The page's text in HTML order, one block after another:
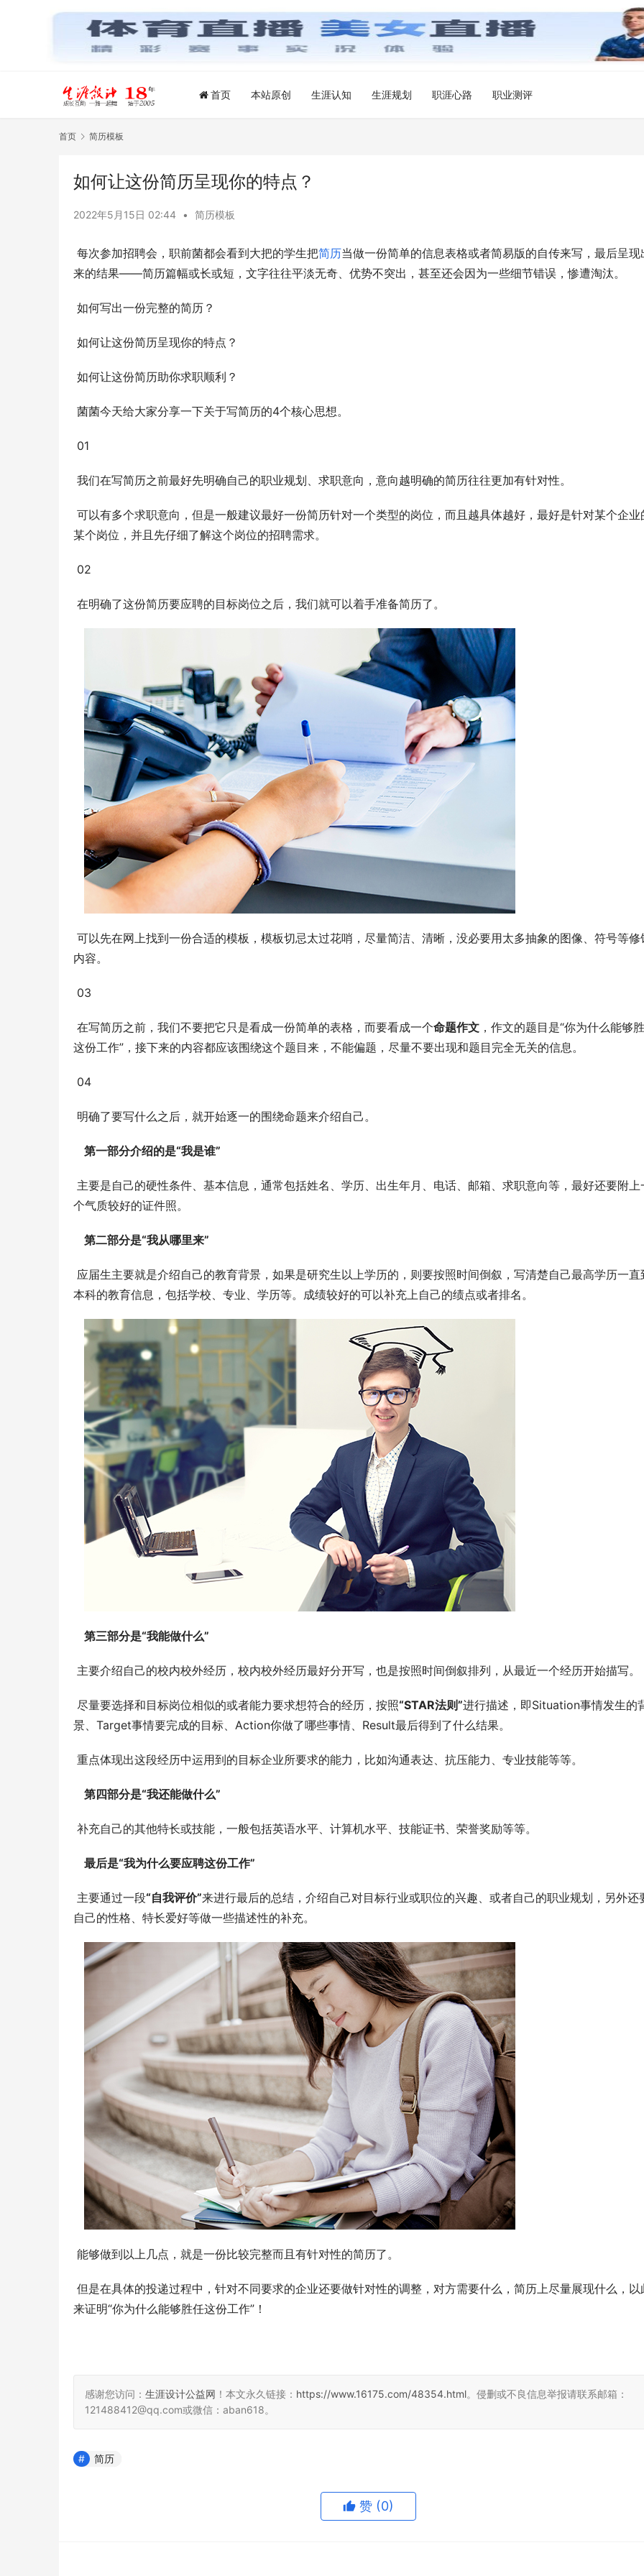
首页 本站原创 生涯认知 生涯规划 职涯心路 职业测评
首页 简历模板
如何让这份简历呈现你的特点？
2022年5月15日 02:44 • 简历模板
每次参加招聘会，职前菌都会看到大把的学生把简历当做一份简单的信息表格或者简易版的自传来写，最后呈现
来的结果――简历篇幅或长或短，文字往往平淡无奇、优势不突出，甚至还会因为一些细节错误，惨遭淘汰。
如何写出一份完整的简历？
如何让这份简历呈现你的特点？
如何让这份简历助你求职顺利？
菌菌今天给大家分享一下关于写简历的4个核心思想。
01
我们在写简历之前最好先明确自己的职业规划、求职意向，意向越明确的简历往往更加有针对性。
某个岗位，并且先仔细了解这个岗位的招聘需求。
02
在明确了这份简历要应聘的目标岗位之后，我们就可以着手准备简历了。
内容。
03
在写简历之前，我们不要把它只是看成一份简单的表格，而要看成一个命题作文 ，作文的题目是“你为什么能够
这份工作”，接下来的内容都应该围绕这个题目来，不能偏题，尽量不要出现和题目完全无关的信息。
04
明确了要写什么之后，就开始逐一的围绕命题来介绍自己。
第一部分介绍的是“我是谁”
个气质较好的证件照。
第二部分是“我从哪里来”
本科的教育信息，包括学校、专业、学历等。成绩较好的可以补充上自己的绩点或者排名。
第三部分是“我能做什么”
主要介绍自己的校内校外经历，校内校外经历最好分开写，也是按照时间倒叙排列，从最近一个经历开始描写。
尽量要选择和目标岗位相似的或者能力要求想符合的经历，按照“STAR法则”进行描述，即Situation事情发生的
景、Target事情要完成的目标、Action你做了哪些事情、Result最后得到了什么结果。
重点体现出这段经历中运用到的目标企业所要求的能力，比如沟通表达、抗压能力、专业技能等等。
第四部分是“我还能做什么”
补充自己的其他特长或技能，一般包括英语水平、计算机水平、技能证书、荣誉奖励等等。
最后是“我为什么要应聘这份工作”
主要通过一段“自我评价”来进行最后的总结，介绍自己对目标行业或职位的兴趣、或者自己的职业规划，另外还
自己的性格、特长爱好等做一些描述性的补充。
能够做到以上几点，就是一份比较完整而且有针对性的简历了。
来证明“你为什么能够胜任这份工作”！
感谢您访问： 生涯设计公益网 ！本文永久链接： https://www.16175.com/48354.html。侵删或不良信息举报请联系邮箱：
121488412@qq.com或微信：aban618。
简历
赞 (0)